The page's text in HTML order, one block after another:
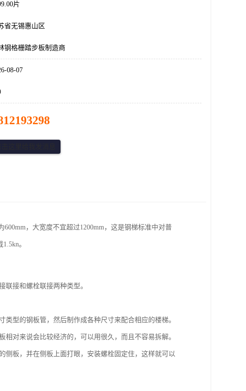
片
省无锡惠山区
钢格栅踏步板制造商
08-07
600mm，大宽度不宜超过1200mm，这是钢梯标准中对普
。
联接和螺栓联接两种类型。
型的钢板管，然后制作成各种尺寸来配合相应的楼梯。
对来说会比较经济的，可以用很久，而且不容易拆解。
侧板，并在侧板上面打眼，安装螺栓固定住，这样就可以